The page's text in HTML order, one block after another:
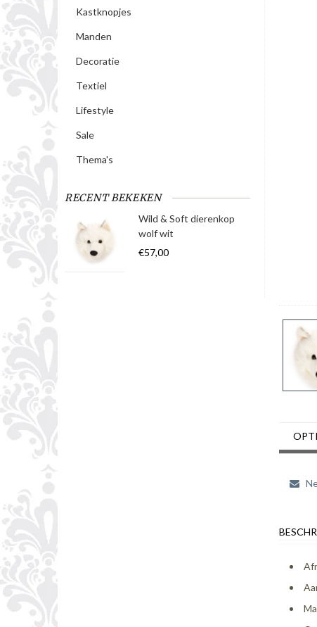
Kastknopjes
Manden
Decoratie
Textiel
Lifestyle
Sale
Thema's
RECENT BEKEKEN
Wild & Soft dierenkop
wolf wit
€57,00